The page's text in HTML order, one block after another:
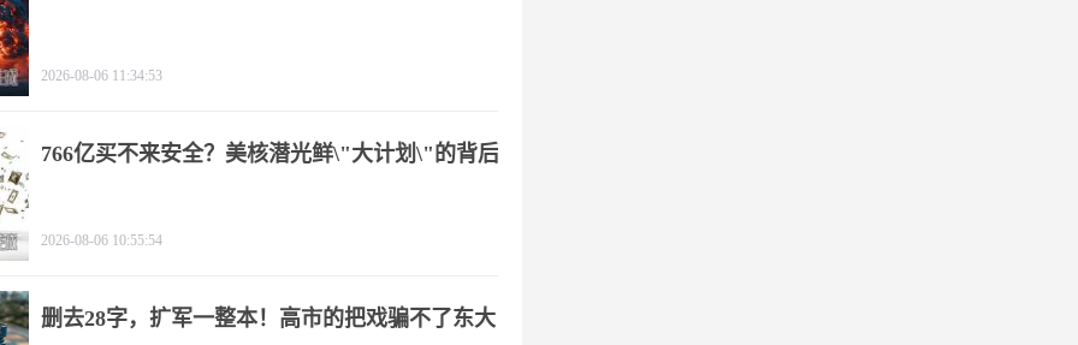
2026-08-06 11:34:53
766亿买不来安全？美核潜光鲜\"大计划\"的背后
2026-08-06 10:55:54
删去28字，扩军一整本！高市的把戏骗不了东大